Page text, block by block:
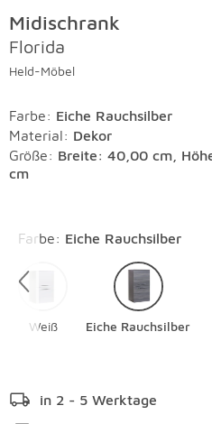
Midischrank
Florida
Held-Möbel
Farbe: Eiche Rauchsilber
Material: Dekor
Größe: Breite: 40,00 cm,
cm
Farbe: Eiche Rauchsilber
Weiß Eiche Rauchsilber
in 2 - 5 Werktage